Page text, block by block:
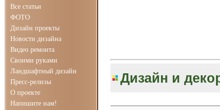
Все статьи
ФОТО
Дизайн проекты
Новости дизайна
Видео ремонта
Своими руками
Ландшафтный дизайн
Пресс-релизы
О проекте
Напишите нам!
Дизайн и